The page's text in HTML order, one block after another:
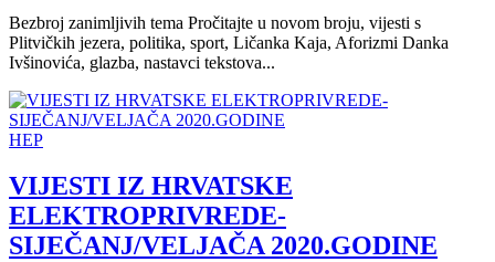
Bezbroj zanimljivih tema Pročitajte u novom broju, vijesti s
Plitvičkih jezera, politika, sport, Ličanka Kaja, Aforizmi Danka
Ivšinovića, glazba, nastavci tekstova...
HEP
VIJESTI IZ HRVATSKE
ELEKTROPRIVREDE-
SIJEČANJ/VELJAČA 2020.GODINE